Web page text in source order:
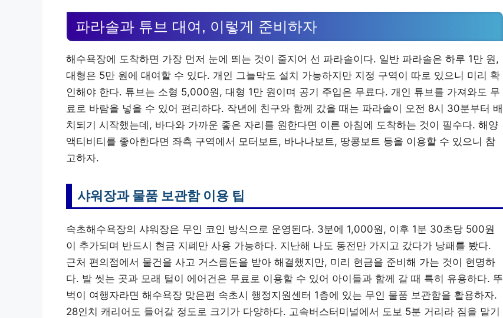
파라솔과 튜브 대여, 이렇게 준비하자
해수욕장에 도착하면 가장 먼저 눈에 띄는 것이 줄지어 선 파라솔이다. 일반 파라솔은 하루 1만 원,
대형은 5만 원에 대여할 수 있다. 개인 그늘막도 설치 가능하지만 지정 구역이 따로 있으니 미리 확
인해야 한다. 튜브는 소형 5,000원, 대형 1만 원이며 공기 주입은 무료다. 개인 튜브를 가져와도 무
료로 바람을 넣을 수 있어 편리하다. 작년에 친구와 함께 갔을 때는 파라솔이 오전 8시 30분부터 배
치되기 시작했는데, 바다와 가까운 좋은 자리를 원한다면 이른 아침에 도착하는 것이 필수다. 해양
액티비티를 좋아한다면 좌측 구역에서 모터보트, 바나나보트, 땅콩보트 등을 이용할 수 있으니 참
고하자.
샤워장과 물품 보관함 이용 팁
속초해수욕장의 샤워장은 무인 코인 방식으로 운영된다. 3분에 1,000원, 이후 1분 30초당 500원
이 추가되며 반드시 현금 지폐만 사용 가능하다. 지난해 나도 동전만 가지고 갔다가 낭패를 봤다.
근처 편의점에서 물건을 사고 거스름돈을 받아 해결했지만, 미리 현금을 준비해 가는 것이 현명하
다. 발 씻는 곳과 모래 털이 에어건은 무료로 이용할 수 있어 아이들과 함께 갈 때 특히 유용하다. 뚜
벅이 여행자라면 해수욕장 맞은편 속초시 행정지원센터 1층에 있는 무인 물품 보관함을 활용하자.
28인치 캐리어도 들어갈 정도로 크기가 다양하다. 고속버스터미널에서 도보 5분 거리라 짐을 맡기